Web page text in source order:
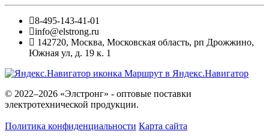
8-495-143-41-01
info@elstrong.ru
142720, Москва, Московская область, рп Дрожжино,
Южная ул, д. 19 к. 1
Маршрут в Яндекс.Навигатор
© 2022–2026 «Элстронг» - оптовые поставки
электротехнической продукции.
Политика конфиденциальности Карта сайта